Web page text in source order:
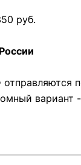
руб.
вариант